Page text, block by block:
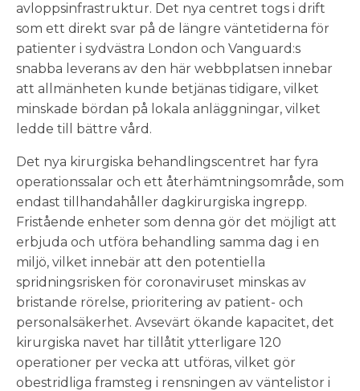
avloppsinfrastruktur. Det nya centret togs i drift
som ett direkt svar på de längre väntetiderna för
patienter i sydvästra London och Vanguard:s
snabba leverans av den här webbplatsen innebar
att allmänheten kunde betjänas tidigare, vilket
minskade bördan på lokala anläggningar, vilket
ledde till bättre vård.
Det nya kirurgiska behandlingscentret har fyra
operationssalar och ett återhämtningsområde, som
endast tillhandahåller dagkirurgiska ingrepp.
Fristående enheter som denna gör det möjligt att
erbjuda och utföra behandling samma dag i en
miljö, vilket innebär att den potentiella
spridningsrisken för coronaviruset minskas av
bristande rörelse, prioritering av patient- och
personalsäkerhet. Avsevärt ökande kapacitet, det
kirurgiska navet har tillåtit ytterligare 120
operationer per vecka att utföras, vilket gör
obestridliga framsteg i rensningen av väntelistor i